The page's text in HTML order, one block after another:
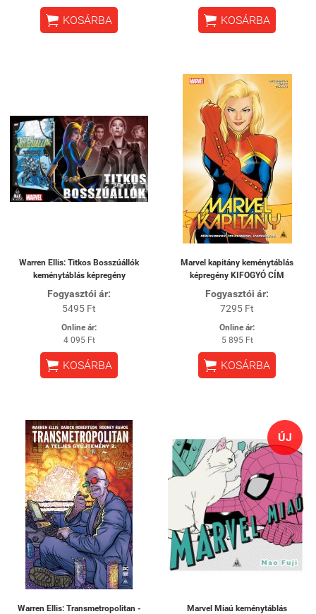
 KOSÁRBA  KOSÁRBA
Warren Ellis: Titkos Bosszúállók
keménytáblás képregény
Fogyasztói ár:
5495 Ft
Online ár:
4 095 Ft
 KOSÁRBA
Marvel kapitány keménytáblás
képregény KIFOGYÓ CÍM
Fogyasztói ár:
7295 Ft
Online ár:
5 895 Ft
 KOSÁRBA
Warren Ellis: Transmetropolitan -
ÚJ
Marvel Miaú keménytáblás